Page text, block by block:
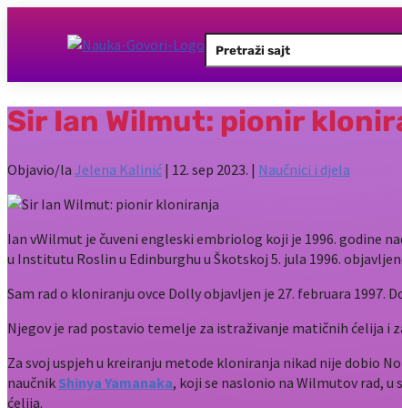
Search
for:
Sir Ian Wilmut: pionir
Objavio/la Jelena Kalinić | 12. sep 2023. | Naučnici i djela
Ian vWilmut je čuveni engleski embriolog koji je 1996. godine
u Institutu Roslin u Edinburghu u Škotskoj 5. jula 1996.
Sam rad o kloniranju ovce Dolly objavljen je 27. februara 1997.
Njegov je rad postavio temelje za istraživanje matičnih ćelija i
Za svoj uspjeh u kreiranju metode kloniranja nikad nije dobio
naučnik Shinya Yamanaka, koji se naslonio na Wilmutov rad,
ćelija.